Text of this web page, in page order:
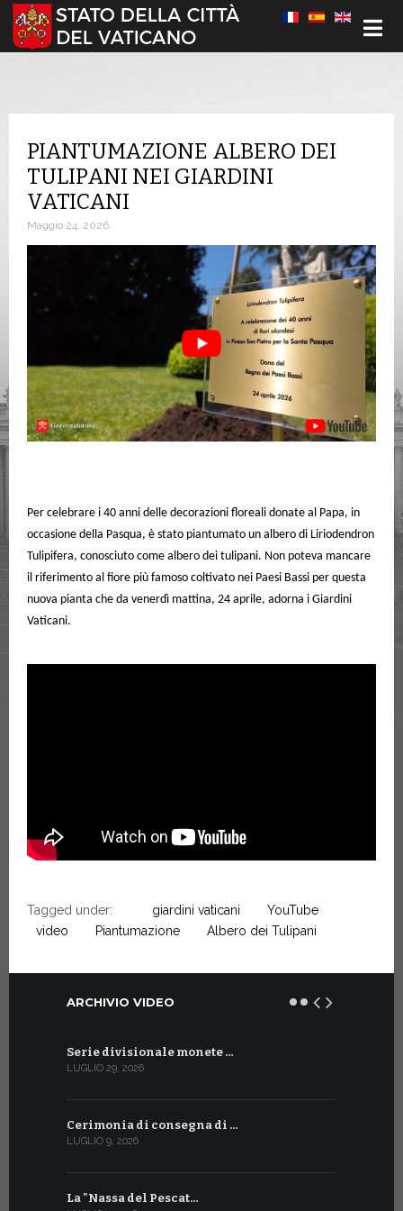
Seleziona la tua lingua
PIANTUMAZIONE ALBERO DEI
TULIPANI NEI GIARDINI
VATICANI
Maggio 24, 2026
Per celebrare i 40 anni delle decorazioni floreali donate al Papa, in
occasione della Pasqua, è stato piantumato un albero di Liriodendron
Tulipifera, conosciuto come albero dei tulipani. Non poteva mancare
il riferimento al fiore più famoso coltivato nei Paesi Bassi per questa
nuova pianta che da venerdì mattina, 24 aprile, adorna i Giardini
Vaticani.
Tagged under: giardini vaticani
YouTube
video
Piantumazione Albero dei Tulipani
ARCHIVIO VIDEO
Serie divisionale monete …
LUGLIO 29, 2026
Cerimonia di consegna di …
LUGLIO 9, 2026
La "Nassa del Pescat…